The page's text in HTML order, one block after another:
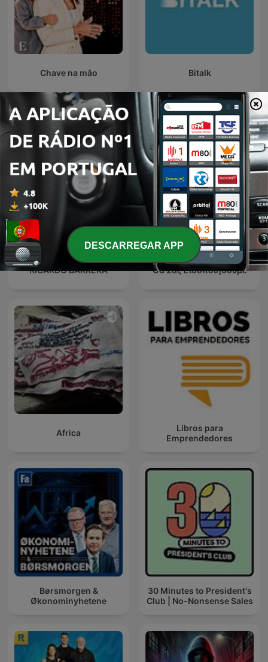
Chave na mão Bitalk
Podcasts internacionais de Negócios
RICARDO BARRERA Θα Σας Ειδοποιήσουμε
Africa
Libros para
Emprendedores
Børsmorgen &
Økonominyhetene
30 Minutes to President's
Club | No-Nonsense Sales
DESCARREGAR APP